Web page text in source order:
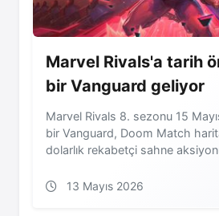
Marvel Rivals'a tarih
bir Vanguard geliyor
Marvel Rivals 8. sezonu 15
bir Vanguard, Doom Match
dolarlık rekabetçi sahne
13 Mayıs 2026